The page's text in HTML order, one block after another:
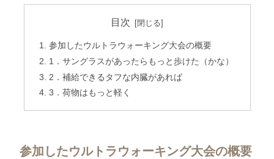
目次
参加したウルトラウォーキング大会の概要
1．サングラスがあったらもっと歩けた（かな）
2．補給できるタフな内臓があれば
3．荷物はもっと軽く
参加したウルトラウォーキング大会の概要